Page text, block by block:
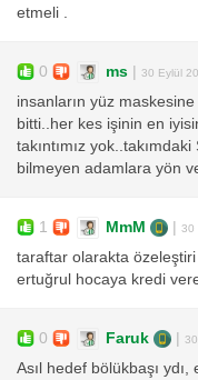
etmeli .
0 ms | 30 Eylül
insanların yüz
bitti..her kes işinin en
takıntımız
bilmeyen adamlara yön
1 MmM | 30
taraftar olarakta
ertuğrul hocaya kredi
0 Faruk |
Asıl hedef bölükbaşı